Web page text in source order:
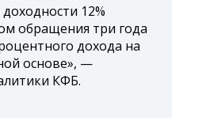
12%
обращения три года
дохода на
основе», —
КФБ.